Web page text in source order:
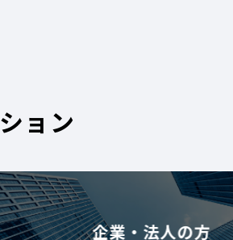
ョン
企業・法人の方